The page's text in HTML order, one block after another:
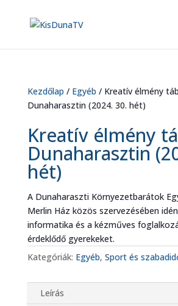
Kezdőlap / Egyéb / Kreatív élmény
Dunaharasztin (2024. 30. hét)
Kreatív élmény
Dunaharasztin
hét)
A Dunaharaszti Környezetbarátok
Merlin Ház közös szervezésében
informatika és a kézműves
érdeklődő gyerekeket.
Kategóriák: Egyéb, Sport és
Leírás